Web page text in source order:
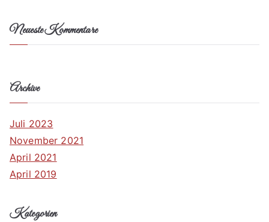
Neueste Kommentare
Archive
Juli 2023
November 2021
April 2021
April 2019
Kategorien